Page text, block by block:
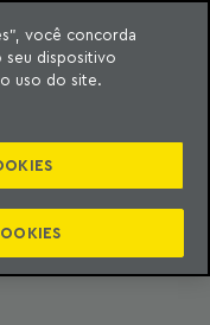
ICMS
você concorda
seu dispositivo
uso do site.